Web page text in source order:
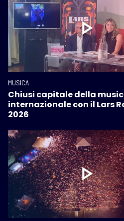
MUSICA
Chiusi capitale della
internazionale con il Lars
2026